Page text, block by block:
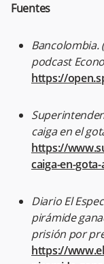
Fuentes
Bancolombia.
podcast
https://
caiga en el
https://
caiga-en-
Diario El
pirámide
prisión por
https://